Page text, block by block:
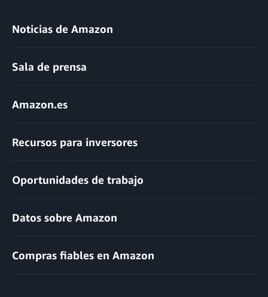
Noticias de Amazon
Sala de prensa
Amazon.es
Recursos para inversores
Oportunidades de trabajo
Datos sobre Amazon
Compras fiables en Amazon